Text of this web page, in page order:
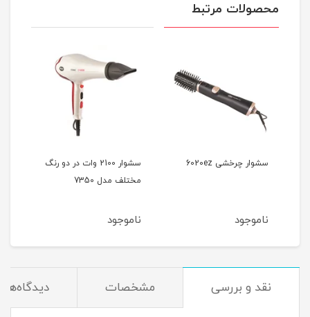
محصولات مرتبط
سشوار چرخشی 6020ez
ناموجود
سشوار 2100 وات در دو رنگ
مختلف مدل 7350
ناموجود
نقد و بررسی مشخصات دیدگاه‌ها